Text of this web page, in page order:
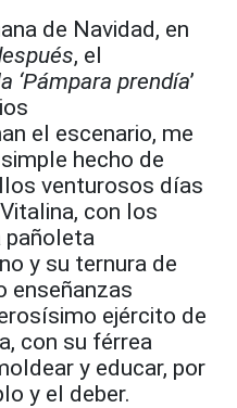
de Navidad, en
, el
‘Pámpara prendía’
el escenario, me
hecho de
venturosos días
con los
pañoleta
y su ternura de
enseñanzas
ejército de
con su férrea
y educar, por
y el deber.